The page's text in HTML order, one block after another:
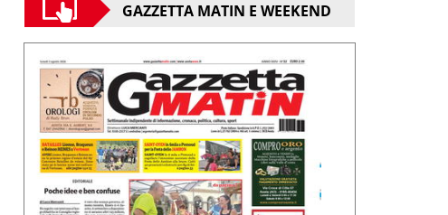
GAZZETTA MATIN E WEEKEND